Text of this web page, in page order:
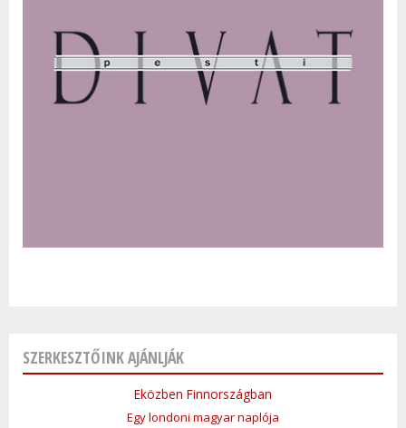
SZERKESZTŐINK AJÁNLJÁK
Eközben Finnországban
Egy londoni magyar naplója